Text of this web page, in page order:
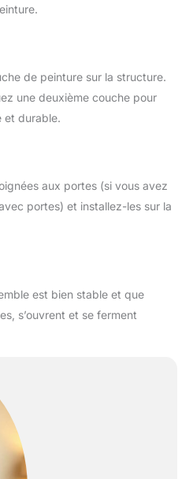
de peinture sur la structure.
une deuxième couche pour
et durable.
aux portes (si vous avez
portes) et installez-les sur la
est bien stable et que
s’ouvrent et se ferment